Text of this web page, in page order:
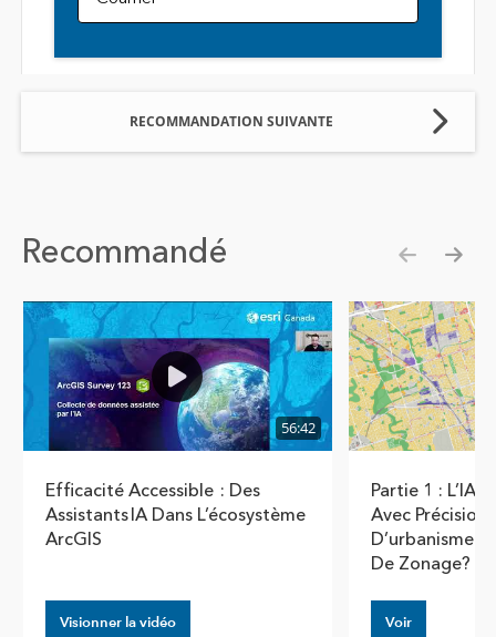
RECOMMANDATION SUIVANTE
Recommandé
56:42
Efficacité Accessible : Des
Assistants IA Dans L’écosystème
ArcGIS
Visionner la vidéo
Partie 1 : L’IA
Avec Précision
D’urbanisme
De Zonage?
Voir